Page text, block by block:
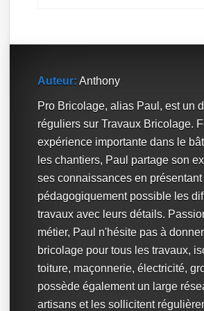
Auteur: Anthony
Pro Bricolage, alias Paul, est un
réguliers sur Travaux Bricolage.
expérience importante dans le
les chantiers, Paul partage son
ses connaissances en
pédagogiquement possible les
travaux avec leurs détails.
métier, Paul n'hésite pas à
bricolage pour tous les travaux,
toiture, maçonnerie, électricité,
possède également un large
artisans et les sollicitent